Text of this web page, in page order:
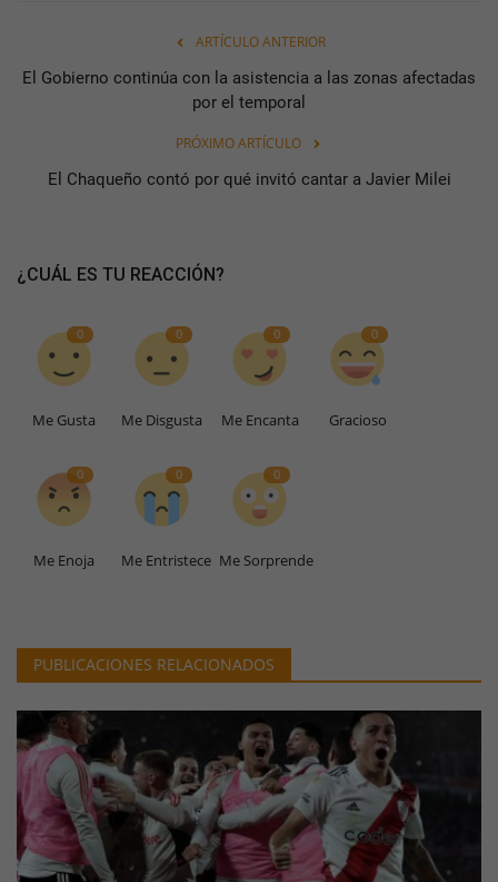
ARTÍCULO ANTERIOR
El Gobierno continúa con la asistencia a las zonas afectadas
por el temporal
PRÓXIMO ARTÍCULO
El Chaqueño contó por qué invitó cantar a Javier Milei
¿CUÁL ES TU REACCIÓN?
0
Me Gusta
0
Me Disgusta
0
Me Encanta
0
Gracioso
0
Me Enoja
0
Me Entristece
0
Me Sorprende
PUBLICACIONES RELACIONADOS